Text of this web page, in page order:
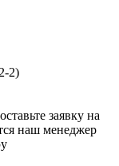
2)
заявку на
наш менеджер